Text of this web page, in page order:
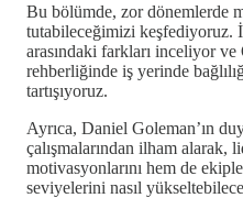
Bu bölümde, zor dönemlerde
tutabileceğimizi keşfediyoruz.
arasındaki farkları inceliyor ve
rehberliğinde iş yerinde
tartışıyoruz.
Ayrıca, Daniel Goleman’ın
çalışmalarından ilham alarak,
motivasyonlarını hem de
seviyelerini nasıl